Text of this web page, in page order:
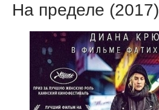
На пределе (2017)